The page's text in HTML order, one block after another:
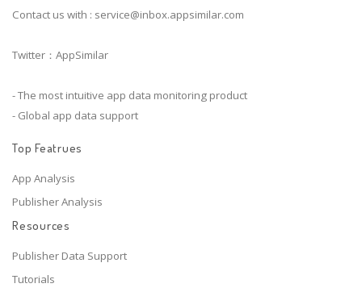
Contact us with : service@inbox.appsimilar.com
Twitter：AppSimilar
- The most intuitive app data monitoring product
- Global app data support
Top Featrues
App Analysis
Publisher Analysis
Resources
Publisher Data Support
Tutorials